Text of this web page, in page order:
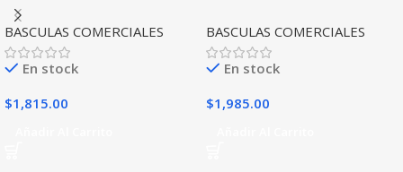
BASCULAS COMERCIALES
En stock
$1,815.00
BASCULAS COMERCIALES
En stock
$1,985.00